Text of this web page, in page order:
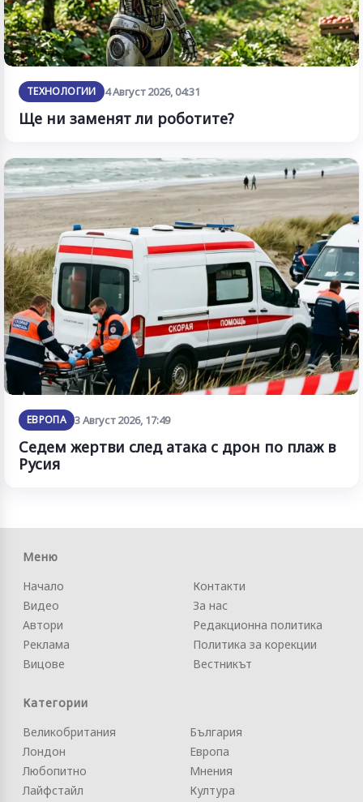
ТЕХНОЛОГИИ 4 Август 2026, 04:31
Ще ни заменят ли роботите?
ЕВРОПА 3 Август 2026, 17:49
Седем жертви след атака с дрон по плаж в
Русия
Меню
Начало
Видео
Автори
Реклама
Вицове
Контакти
За нас
Редакционна политика
Политика за корекции
Вестникът
Категории
Великобритания
Лондон
Любопитно
Лайфстайл
България
Европа
Мнения
Култура